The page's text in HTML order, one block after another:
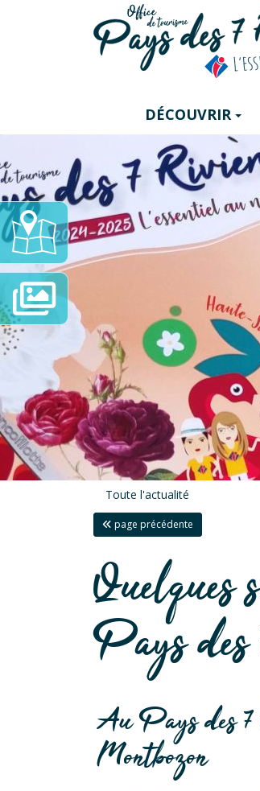
DÉCOUVRIR
Carte
Interactive
Diaporama
Toute l'actualité
page précédente
Quelques
Pays
Au Pays des 7
Montbozon
Panneau de gestion des cookies